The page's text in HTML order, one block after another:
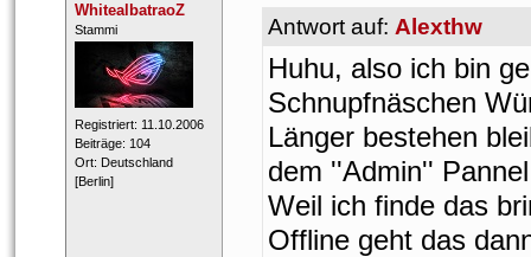
WhitealbatraoZ
​Stammi
Registriert: 11.10.2006
Beiträge: 104
Ort: Deutschland
[Berlin]
Antwort auf: Alexthw
Huhu, also ich bin
Schnupfnäschen
Länger bestehen
dem ''Admin''
Weil ich finde das
Offline geht das